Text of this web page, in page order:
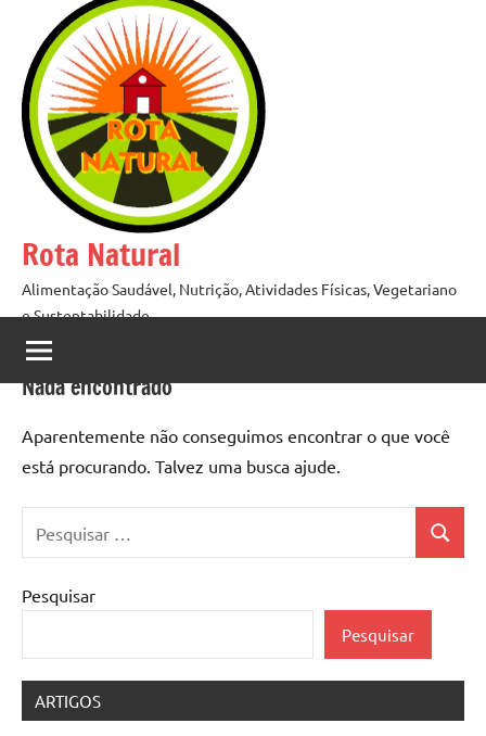
conteúdo
Rota Natural
Alimentação Saudável, Nutrição, Atividades Físicas, Vegetariano
e Sustentabilidade
Nada encontrado
Aparentemente não conseguimos encontrar o que você
está procurando. Talvez uma busca ajude.
por:
Pesquisar
Pesquisar
ARTIGOS